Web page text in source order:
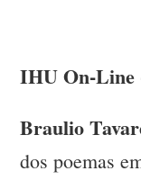
IHU On-Line
Braulio
dos poemas